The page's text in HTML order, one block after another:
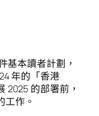
基本讀者計劃，
年的「香港
2025 的部署前，
工作。